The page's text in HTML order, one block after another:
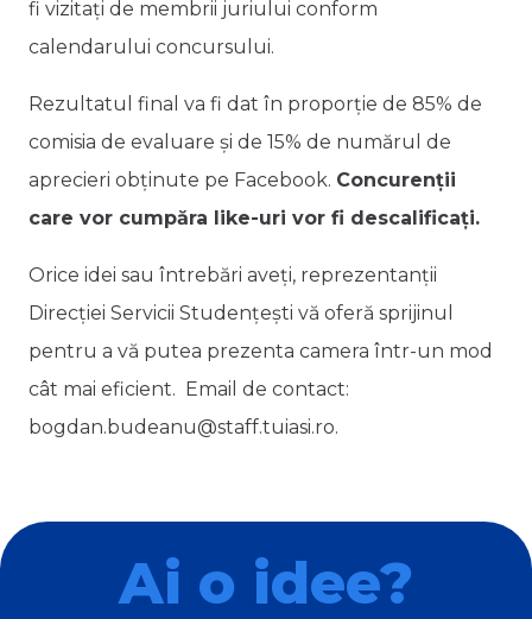
fi vizitați de membrii juriului conform
calendarului concursului.
Rezultatul final va fi dat în proporție de 85% de
comisia de evaluare și de 15% de numărul de
aprecieri obținute pe Facebook. Concurenții
care vor cumpăra like-uri vor fi descalificați.
Orice idei sau întrebări aveți, reprezentanții
Direcției Servicii Studențești vă oferă sprijinul
pentru a vă putea prezenta camera într-un mod
cât mai eficient. Email de contact:
bogdan.budeanu@staff.tuiasi.ro.
Ai o idee?